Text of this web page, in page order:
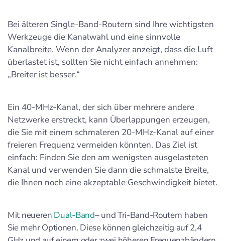
Bei älteren Single-Band-Routern sind Ihre wichtigsten
Werkzeuge die Kanalwahl und eine sinnvolle
Kanalbreite. Wenn der Analyzer anzeigt, dass die Luft
überlastet ist, sollten Sie nicht einfach annehmen:
„Breiter ist besser.“
Ein 40-MHz-Kanal, der sich über mehrere andere
Netzwerke erstreckt, kann Überlappungen erzeugen,
die Sie mit einem schmaleren 20-MHz-Kanal auf einer
freieren Frequenz vermeiden könnten. Das Ziel ist
einfach: Finden Sie den am wenigsten ausgelasteten
Kanal und verwenden Sie dann die schmalste Breite,
die Ihnen noch eine akzeptable Geschwindigkeit bietet.
Mit neueren Dual-Band– und Tri-Band-Routern haben
Sie mehr Optionen. Diese können gleichzeitig auf 2,4